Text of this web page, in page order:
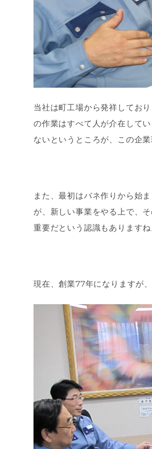
当社は町工場から発祥してお
の作業はすべて人が介在して
ないというところが、この企
また、最初はバネ作りから始
が、新しい事業をやる上で、
重要だという認識もありますね
現在、創業77年になりますが